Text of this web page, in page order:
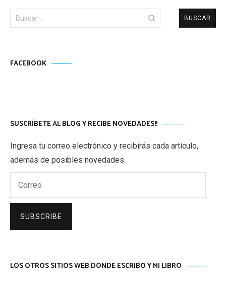
Buscar:
FACEBOOK
SUSCRÍBETE AL BLOG Y RECIBE NOVEDADES!!
Ingresa tu correo electrónico y recibirás cada artículo,
además de posibles novedades.
SUBSCRIBE
LOS OTROS SITIOS WEB DONDE ESCRIBO Y MI LIBRO